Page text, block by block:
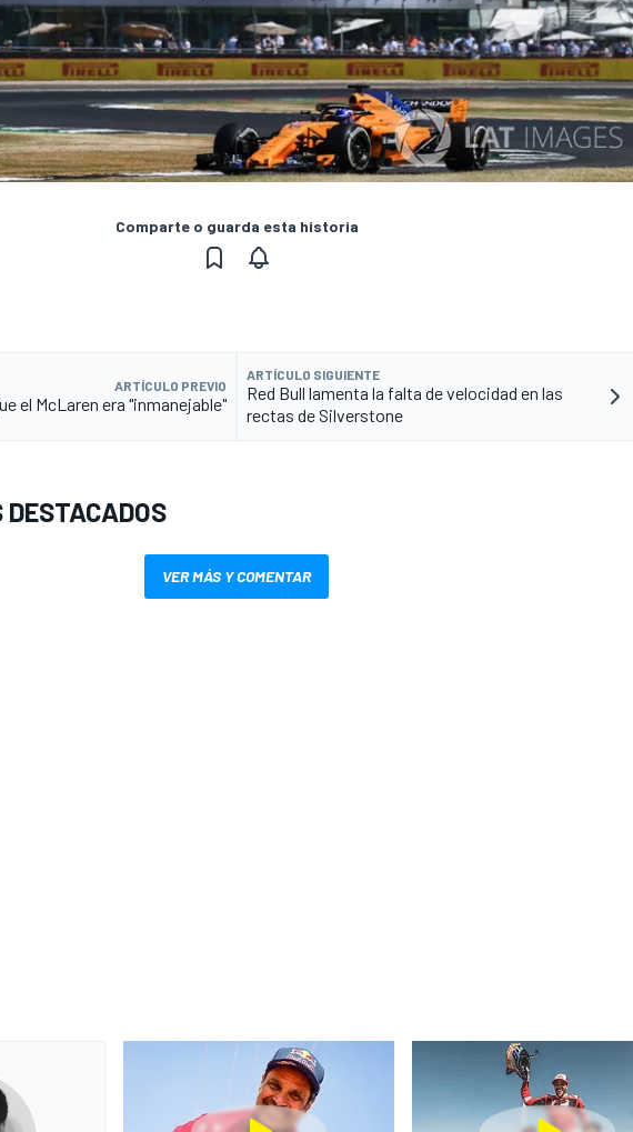
Comparte o guarda esta historia
ARTÍCULO PREVIO
el McLaren era "inmanejable"
ARTÍCULO SIGUIENTE
Red Bull lamenta la falta de velocidad en las
rectas de Silverstone
DESTACADOS
VER MÁS Y COMENTAR